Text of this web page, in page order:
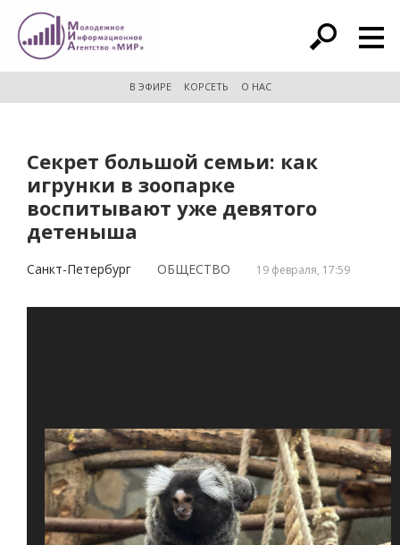
расширенный поиск
В ЭФИРЕ КОРСЕТЬ О НАС
Секрет большой семьи: как
игрунки в зоопарке
воспитывают уже девятого
детеныша
Санкт-Петербург ОБЩЕСТВО 19 февраля, 17:59